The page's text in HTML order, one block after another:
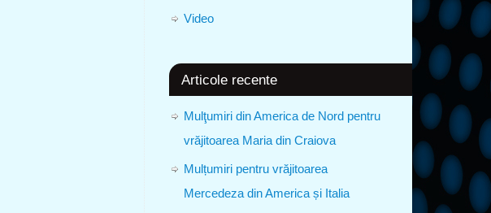
Video
Articole recente
Mulţumiri din America de Nord pentru
vrăjitoarea Maria din Craiova
Mulțumiri pentru vrăjitoarea
Mercedeza din America și Italia